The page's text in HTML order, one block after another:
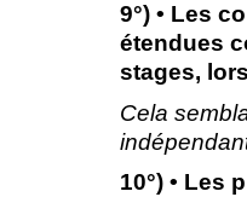
9°) • Les
étendues
stages,
Cela
10°) • Les